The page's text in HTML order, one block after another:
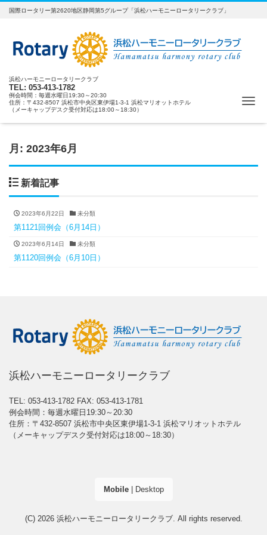
国際ロータリー第2620地区静岡第5グループ「浜松ハーモニーロータリークラブ」
浜松ハーモニーロータリークラブ
TEL: 053-413-1782
例会時間：毎週水曜日19:30～20:30
住所：〒432-8507 浜松市中央区東伊場1-3-1 浜松マリオットホテル
（メーキャップデスク受付対応は18:00～18:30）
ナ
月: 2023年6月
新着記事
2023年6月22日 未分類
第1121回例会（6月14日）
2023年6月14日 未分類
第1120回例会（6月10日）
浜松ハーモニーロータリークラブ
TEL: 053-413-1782 FAX: 053-413-1781
例会時間：毎週水曜日19:30～20:30
住所：〒432-8507 浜松市中央区東伊場1-3-1 浜松マリオットホテル
（メーキャップデスク受付対応は18:00～18:30）
Mobile| Desktop
(C) 2026 浜松ハーモニーロータリークラブ. All rights reserved.